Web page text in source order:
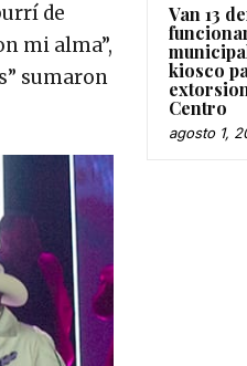
de
mi alma”,
sumaron
Van 13
kiosco
Centro
agosto 1,